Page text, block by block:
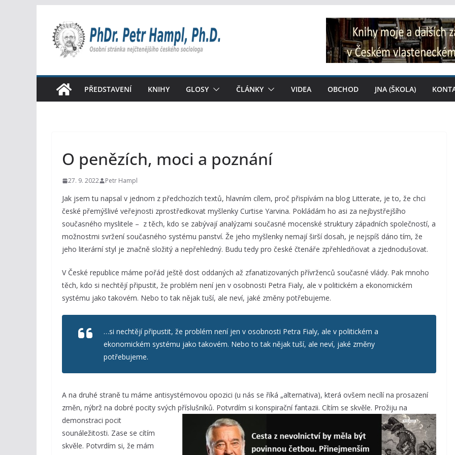
obsah
PŘEDSTAVENÍ KNIHY GLOSY ČLÁNKY VIDEA OBCHOD JNA (ŠKOLA)
O penězích, moci a poznání
27. 9. 2022 Petr Hampl
Jak jsem tu napsal v jednom z předchozích textů, hlavním cílem, proč přispívám na blog Litterate, je to, že chci
české přemýšlivé veřejnosti zprostředkovat myšlenky Curtise Yarvina. Pokládám ho asi za nejbystřejšího
současného myslitele – z těch, kdo se zabývají analýzami současné mocenské struktury západních společností, a
možnostmi svržení současného systému panství. Že jeho myšlenky nemají širší dosah, je nejspíš dáno tím, že
jeho literární styl je značně složitý a nepřehledný. Budu tedy pro české čtenáře zpřehledňovat a zjednodušovat.
V České republice máme pořád ještě dost oddaných až zfanatizovaných přívrženců současné vlády. Pak mnoho
těch, kdo si nechtějí připustit, že problém není jen v osobnosti Petra Fialy, ale v politickém a ekonomickém
systému jako takovém. Nebo to tak nějak tuší, ale neví, jaké změny potřebujeme.
…si nechtějí připustit, že problém není jen v osobnosti Petra Fialy, ale v politickém a
ekonomickém systému jako takovém. Nebo to tak nějak tuší, ale neví, jaké změny
potřebujeme.
A na druhé straně tu máme antisystémovou opozici (u nás se říká „alternativa), která ovšem necílí na prosazení
změn, nýbrž na dobré pocity svých příslušníků. Potvrdím si konspirační fantazii. Cítím se skvěle. Prožiju na
demonstraci pocit
sounáležitosti. Zase se cítím
skvěle. Potvrdím si, že mám